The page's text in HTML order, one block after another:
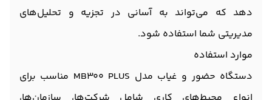
دهد که می‌تواند به آسانی در تجزیه و تحلیل‌های
مدیریتی شما استفاده شود.
موارد استفاده
دستگاه حضور و غیاب مدل MB300 PLUS مناسب برای